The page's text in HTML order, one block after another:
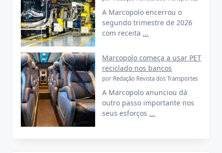
A Marcopolo encerrou o
segundo trimestre de 2026
com receita ...
Marcopolo começa a usar PET
reciclado nos bancos
por Redação Revista dos Transportes
A Marcopolo anunciou dá
outro passo importante nos
seus esforços ...